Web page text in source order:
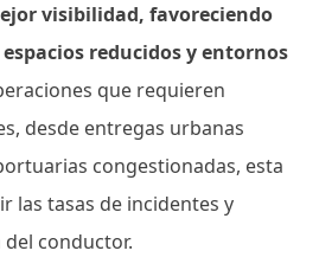
visibilidad, favoreciendo
reducidos y entornos
que requieren
desde entregas urbanas
congestionadas, esta
las tasas de incidentes y
conductor.